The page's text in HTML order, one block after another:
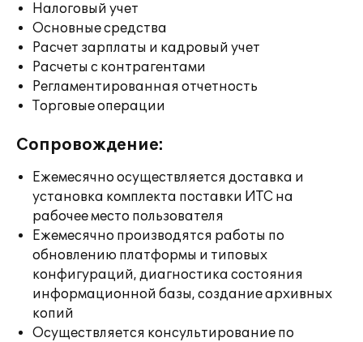
Налоговый учет
Основные средства
Расчет зарплаты и кадровый учет
Расчеты с контрагентами
Регламентированная отчетность
Торговые операции
Сопровождение:
Ежемесячно осуществляется доставка и
установка комплекта поставки ИТС на
рабочее место пользователя
Ежемесячно производятся работы по
обновлению платформы и типовых
конфигураций, диагностика состояния
информационной базы, создание архивных
копий
Осуществляется консультирование по